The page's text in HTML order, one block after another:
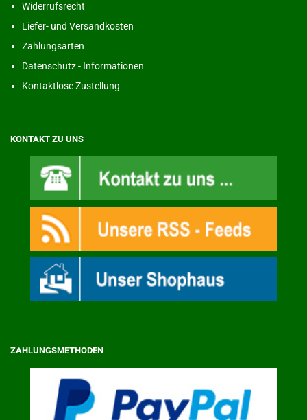
Widerrufsrecht
Liefer- und Versandkosten
Zahlungsarten
Datenschutz - Informationen
Kontaktlose Zustellung
KONTAKT ZU UNS
ZAHLUNGSMETHODEN